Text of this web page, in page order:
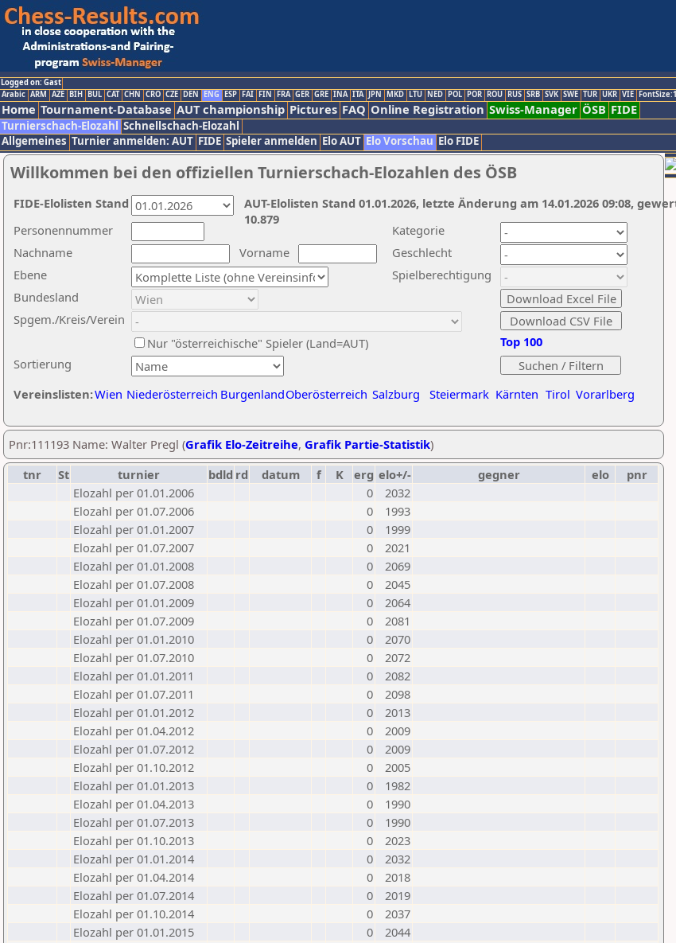
Logged on: Gast
Arabic ARM AZE BIH BUL CAT CHN CRO CZE DEN ENG ESP FAI FIN FRA GER GRE INA ITA JPN MKD LTU NED POL POR ROU RUS SRB SVK SWE TUR UKR VIE
Home Tournament-Database AUT championship Pictures FAQ Online Registration Swiss-Manager ÖSB FIDE
Turnierschach-Elozahl Schnellschach-Elozahl
Allgemeines Turnier anmelden: AUT FIDE Spieler anmelden Elo AUT Elo Vorschau Elo FIDE
Willkommen bei den offiziellen Turnierschach-Elozahlen des ÖSB
Nachname
Vorname
Ebene
Kategorie
Sortierung
Personennummer
Bundesland
Spgem./Kreis/Verein
Geschlecht
Nur "österreichische" Spieler (Land=AUT)
Spielberechtigung
Vereinslisten:Wien Niederösterreich BurgenlandOberösterreich Salzburg Steiermark Kärnten Tirol Vorarlberg
Top 100
AUT-Elolisten Stand 01.01.2026, letzte Änderung am 14.01.2026 09:08,
10.879
FIDE-Elolisten Stand
Pnr:111193 Name: Walter Pregl (Grafik Elo-Zeitreihe, Grafik Partie-Statistik)
tnr
St turnier bdld rd datum f K erg elo+/- gegner elo
pnr
Elozahl per 01.01.2006
0
2032
Elozahl per 01.07.2006
0
1993
Elozahl per 01.01.2007
0
1999
Elozahl per 01.07.2007
0
2021
Elozahl per 01.01.2008
0
2069
Elozahl per 01.07.2008
0
2045
Elozahl per 01.01.2009
0
2064
Elozahl per 01.07.2009
0
2081
Elozahl per 01.01.2010
0
2070
Elozahl per 01.07.2010
0
2072
Elozahl per 01.01.2011
0
2082
Elozahl per 01.07.2011
0
2098
Elozahl per 01.01.2012
0
2013
Elozahl per 01.04.2012
0
2009
Elozahl per 01.07.2012
0
2009
Elozahl per 01.10.2012
0
2005
Elozahl per 01.01.2013
0
1982
Elozahl per 01.04.2013
0
1990
Elozahl per 01.07.2013
0
1990
Elozahl per 01.10.2013
0
2023
Elozahl per 01.01.2014
0
2032
Elozahl per 01.04.2014
0
2018
Elozahl per 01.07.2014
0
2019
Elozahl per 01.10.2014
0
2037
Elozahl per 01.01.2015
0
2044